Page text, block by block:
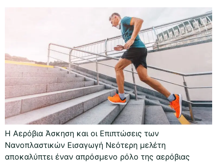
Η Αερόβια Άσκηση και οι Επιπτώσεις των
Νανοπλαστικών Εισαγωγή Νεότερη μελέτη
αποκαλύπτει έναν απρόσμενο ρόλο της αερόβιας